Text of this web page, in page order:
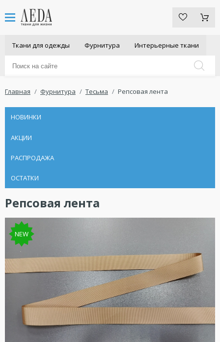
Ткани для одежды Фурнитура Интерьерные ткани
Главная Фурнитура Тесьма Репсовая лента
НОВИНКИ
АКЦИИ
РАСПРОДАЖА
ОСТАТКИ
Репсовая лента
NEW